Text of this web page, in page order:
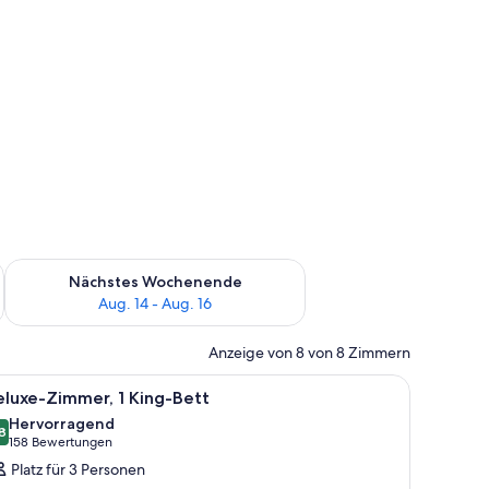
Aug. 7 - Aug. 9.
Nächstes Wochenende
Aug. 14 - Aug. 16
Überprüfe die Verfügbarkeit für nächstes Wochenende, Aug.
Anzeige von 8 von 8 Zimmern
Couch, einem an der Wand befestigten Fernseher und einer Mikrowelle
Ein Hotelzimmer mit Bett, Schreibtisch, Stuhl
5 Zimmer, 1 King-Bett
von 10
Hervorragend
158 Bewertungen
(158
Bewertungen)
Platz für 3 Personen